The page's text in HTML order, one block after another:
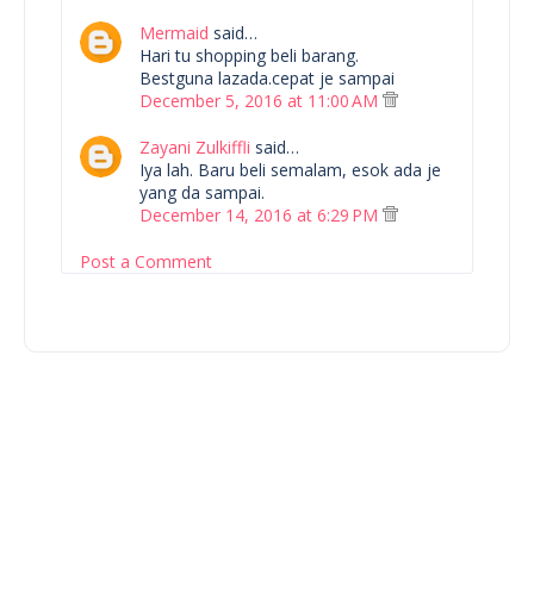
Mermaid said…
Hari tu shopping beli barang.
Bestguna lazada.cepat je sampai
December 5, 2016 at 11:00 AM
Zayani Zulkiffli said…
Iya lah. Baru beli semalam, esok ada je
yang da sampai.
December 14, 2016 at 6:29 PM
Post a Comment